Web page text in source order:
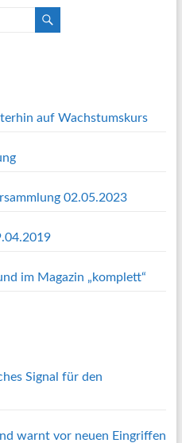
auf Wachstumskurs
02.05.2023
im Magazin „komplett“
Signal für den
warnt vor neuen Eingriffen